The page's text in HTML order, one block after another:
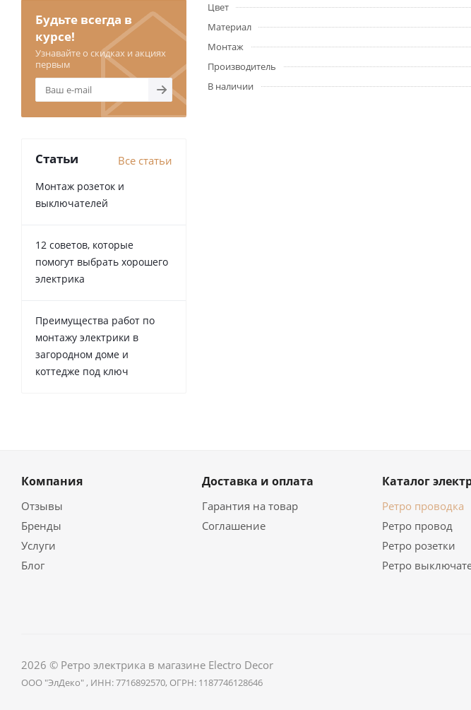
Цвет
Материал
Монтаж
Производитель
В наличии
Будьте всегда в
курсе!
Узнавайте о скидках и акциях
первым
Статьи Все статьи
Монтаж розеток и
выключателей
12 советов, которые
помогут выбрать хорошего
электрика
Преимущества работ по
монтажу электрики в
загородном доме и
коттедже под ключ
Компания
Отзывы
Бренды
Услуги
Блог
Доставка и оплата
Гарантия на товар
Соглашение
Каталог
Ретро проводка
Ретро провод
Ретро розетки
Ретро
2026 © Ретро электрика в магазине Electro Decor
ООО "ЭлДеко" , ИНН: 7716892570, ОГРН: 1187746128646